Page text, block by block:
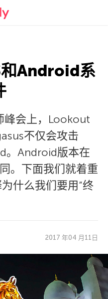
基官方博客
Android系
峰会上，Lookout
不仅会攻击
。Android版本在
。下面我们就着重
什么我们要用”终
2017 年04 月11日